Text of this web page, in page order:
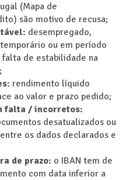
(Mapa de
são motivo de recusa;
desempregado,
ou em período
de estabilidade na
rendimento líquido
ao valor e prazo pedido;
falta / incorretos:
desatualizados ou
os dados declarados e
de prazo: o IBAN tem de
com data inferior a